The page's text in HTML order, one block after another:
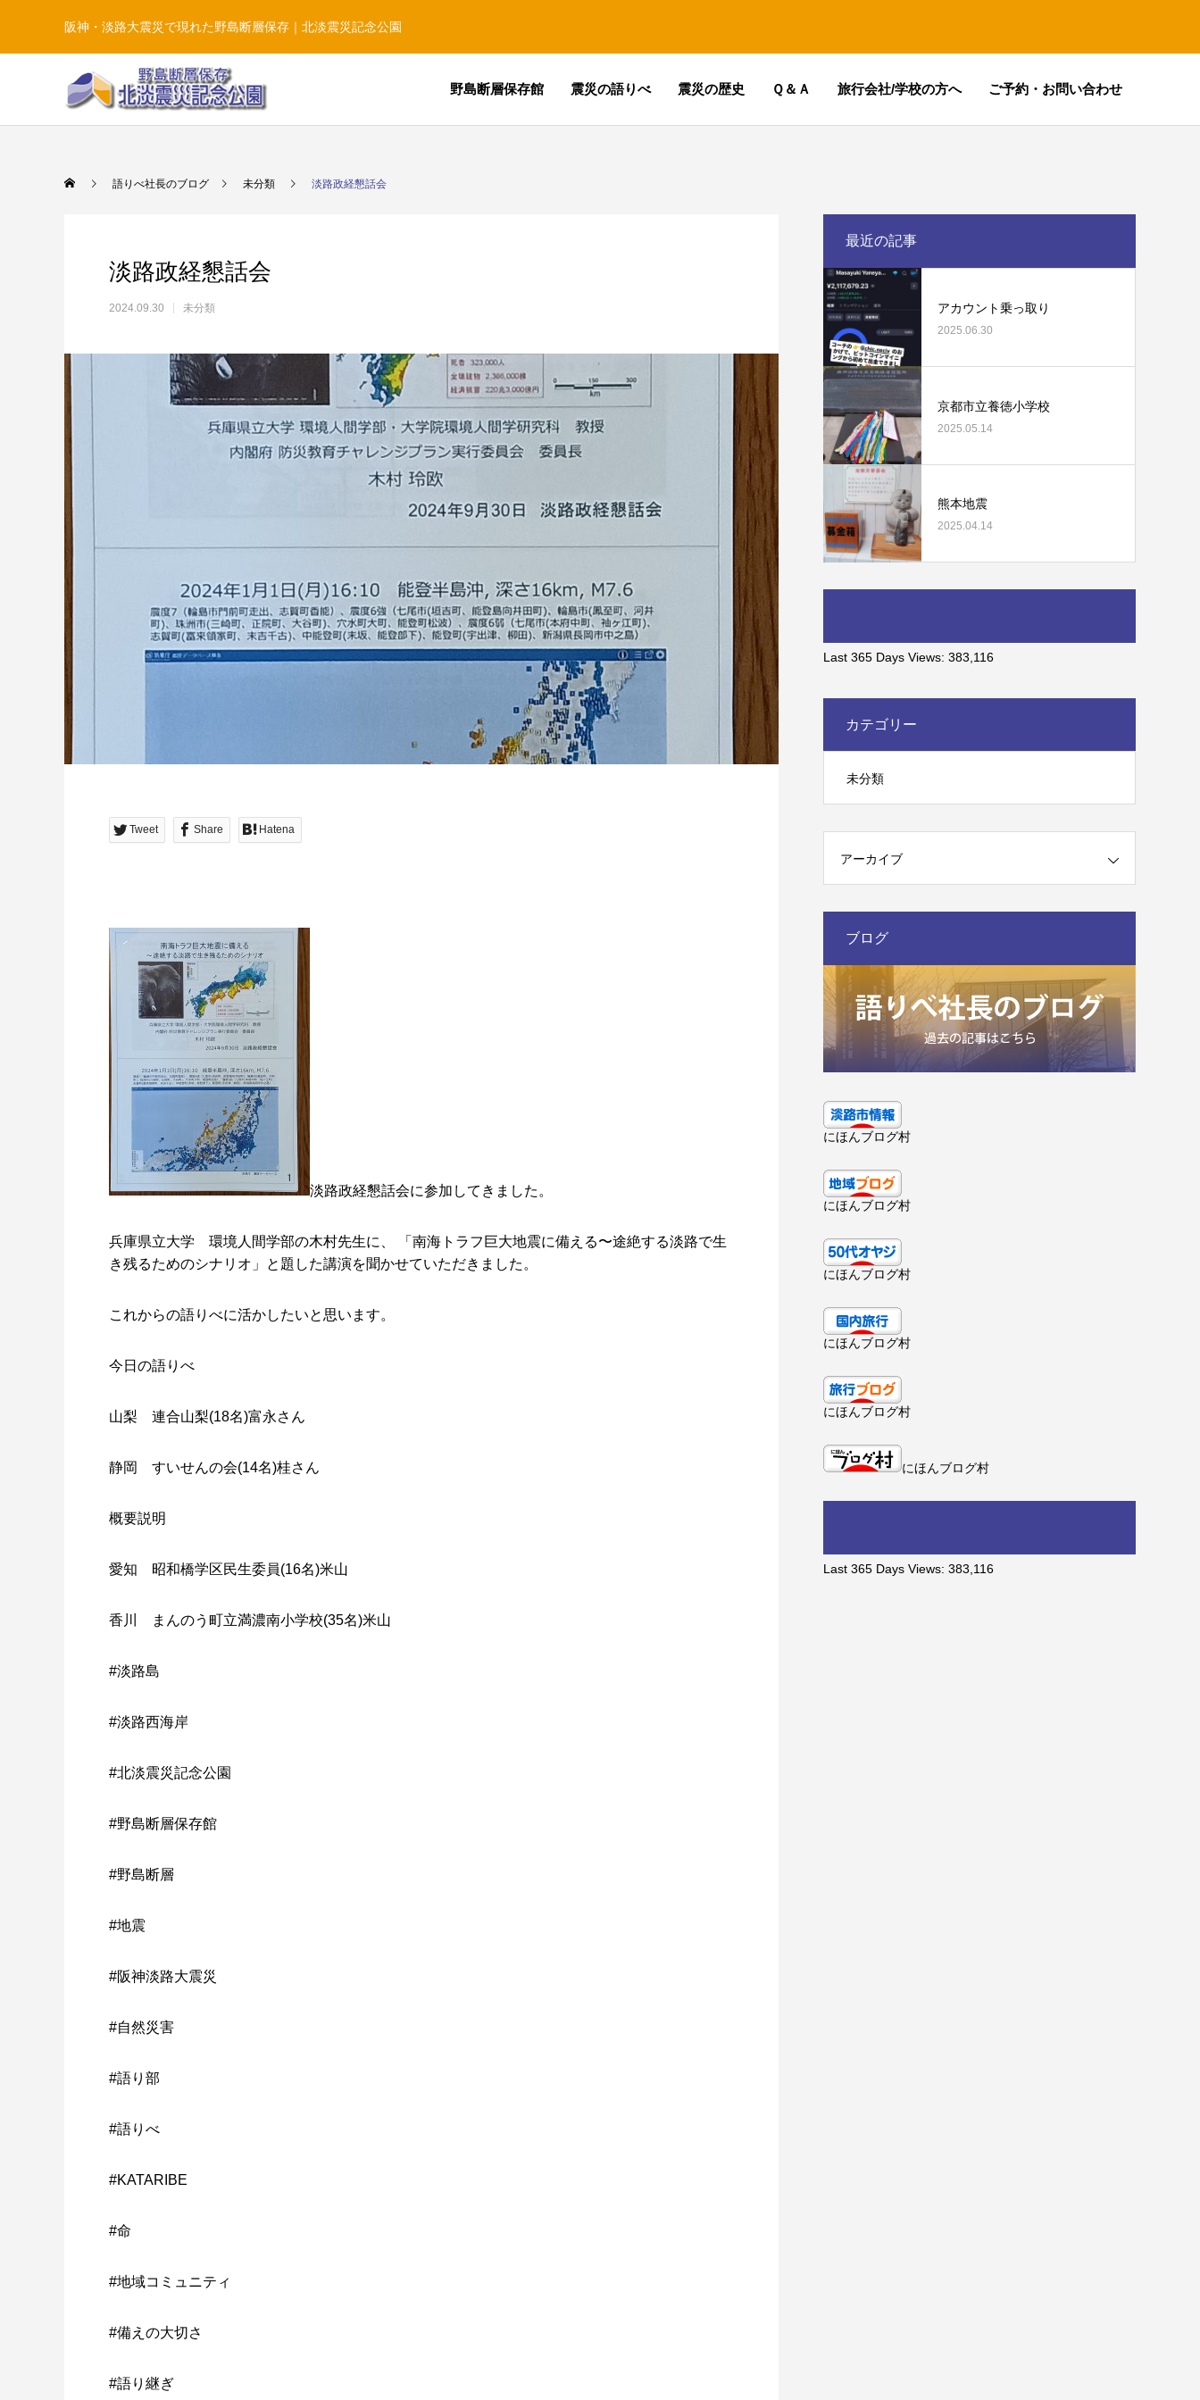
阪神・淡路大震災で現れた野島断層保存｜北淡震災記念公園
野島断層保存館 震災の語りべ 震災の歴史 Ｑ＆Ａ 旅行会社/学校の方へ ご予約・お問い合わせ
語りべ社長のブログ 未分類 淡路政経懇話会
淡路政経懇話会
2024.09.30 未分類
Tweet Share Hatena
淡路政経懇話会に参加してきました。
兵庫県立大学 環境人間学部の木村先生に、 「南海トラフ巨大地震に備える〜途絶する淡路で生
き残るためのシナリオ」と題した講演を聞かせていただきました。
これからの語りべに活かしたいと思います。
今日の語りべ
山梨 連合山梨(18名)富永さん
静岡 すいせんの会(14名)桂さん
概要説明
愛知 昭和橋学区民生委員(16名)米山
香川 まんのう町立満濃南小学校(35名)米山
#淡路島
#淡路西海岸
#北淡震災記念公園
#野島断層保存館
#野島断層
#地震
#阪神淡路大震災
#自然災害
#語り部
#語りべ
#KATARIBE
#命
#地域コミュニティ
#備えの大切さ
#語り継ぎ
最近の記事
アカウント乗っ取り
2025.06.30
京都市立養徳小学校
2025.05.14
熊本地震
2025.04.14
Last 365 Days Views: 383,116
カテゴリー
未分類
アーカイブ
ブログ
にほんブログ村
にほんブログ村
にほんブログ村
にほんブログ村
にほんブログ村
にほんブログ村
Last 365 Days Views: 383,116